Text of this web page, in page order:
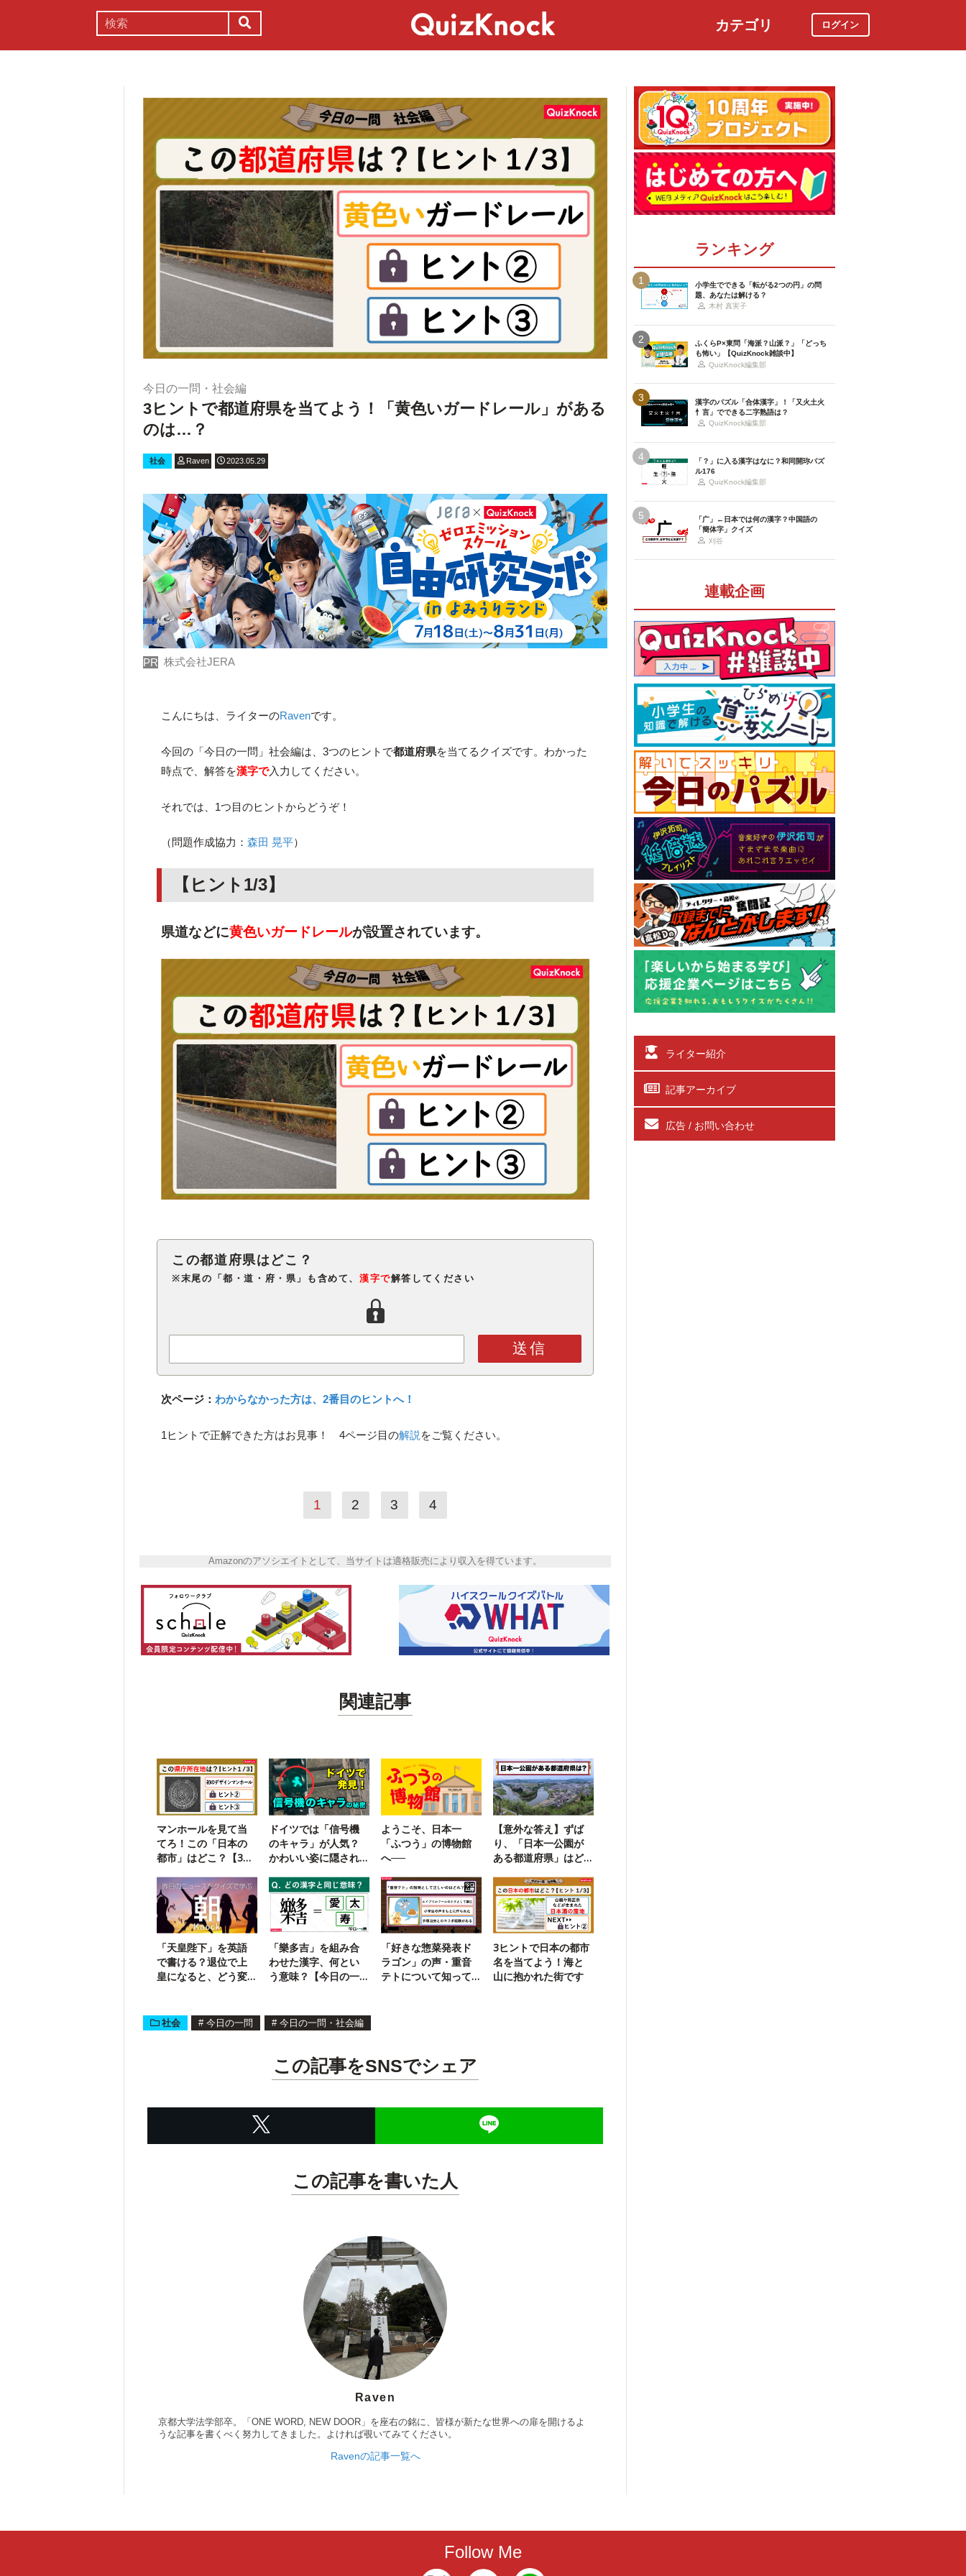
カテゴリ ログイン
今日の一問・社会編
3ヒントで都道府県を当てよう！「黄色いガードレール」がある
のは…？
社会 Raven 2023.05.29
PR 株式会社JERA
こんにちは、ライターのRavenです。
今回の「今日の一問」社会編は、3つのヒントで都道府県を当てるクイズです。わかった
時点で、解答を漢字で入力してください。
それでは、1つ目のヒントからどうぞ！
（問題作成協力：森田 晃平）
【ヒント1/3】
県道などに黄色いガードレールが設置されています。
※末尾の「都・道・府・県」も含めて、 漢字で解答してください
送信
次ページ：わからなかった方は、2番目のヒントへ！
1ヒントで正解できた方はお見事！ 4ページ目の解説 をご覧ください。
1 2 3 4
Amazonのアソシエイトとして、当サイトは適格販売により収入を得ています。
関連記事
マンホールを見て当
てろ！この「日本の
都市」はどこ？【3ヒ
ドイツでは「信号機
のキャラ」が人気？
かわいい姿に隠され
ようこそ、日本一
「ふつう」の博物館
へ──
【意外な答え】ずば
り、「日本一公園が
ある都道府県」はど
「天皇陛下」を英語
で書ける？退位で上
皇になると、どう変
「樂多吉」を組み合
わせた漢字、何とい
う意味？【今日の一
「好きな惣菜発表ド
ラゴン」の声・重音
テトについて知って
3ヒントで日本の都市
名を当てよう！海と
山に抱かれた街です
社会 # 今日の一問 # 今日の一問・社会編
この記事をSNSでシェア
この記事を書いた人
Raven
京都大学法学部卒。「ONE WORD, NEW DOOR」を座右の銘に、皆様が新たな世界への扉を開けるよ
うな記事を書くべく努力してきました。よければ覗いてみてください。
Ravenの記事一覧へ
ランキング
1
小学生でできる「転がる2つの円」の問
題、あなたは解ける？
木村 真実子
2
ふくらP×東問「海派？山派？」「どっち
も怖い」【QuizKnock雑談中】
QuizKnock編集部
3
漢字のパズル「合体漢字」！「又火土火
忄言」でできる二字熟語は？
QuizKnock編集部
4
「？」に入る漢字はなに？和同開珎パズ
ル176
QuizKnock編集部
5
「广」←日本では何の漢字？中国語の
「簡体字」クイズ
刈谷
連載企画
ライター紹介
記事アーカイブ
広告 / お問い合わせ
Follow Me